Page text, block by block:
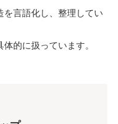
言語化し、整理してい
的に扱っています。